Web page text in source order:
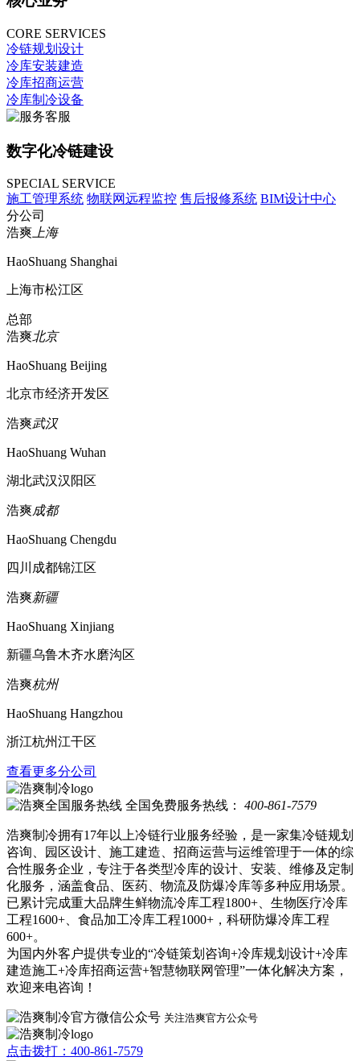
CORE SERVICES
冷链规划设计
冷库安装建造
冷库招商运营
冷库制冷设备
数字化冷链建设
SPECIAL SERVICE
施工管理系统 物联网远程监控 售后报修系统 BIM设计中心
分公司
浩爽上海
HaoShuang Shanghai
上海市松江区
总部
浩爽北京
HaoShuang Beijing
北京市经济开发区
浩爽武汉
HaoShuang Wuhan
湖北武汉汉阳区
浩爽成都
HaoShuang Chengdu
四川成都锦江区
浩爽新疆
HaoShuang Xinjiang
新疆乌鲁木齐水磨沟区
浩爽杭州
HaoShuang Hangzhou
浙江杭州江干区
查看更多分公司
全国免费服务热线： 400-861-7579
浩爽制冷拥有17年以上冷链行业服务经验，是一家集冷链规划
咨询、园区设计、施工建造、招商运营与运维管理于一体的综
合性服务企业，专注于各类型冷库的设计、安装、维修及定制
化服务，涵盖食品、医药、物流及防爆冷库等多种应用场景。
已累计完成重大品牌生鲜物流冷库工程1800+、生物医疗冷库
工程1600+、食品加工冷库工程1000+，科研防爆冷库工程
600+。
为国内外客户提供专业的“冷链策划咨询+冷库规划设计+冷库
建造施工+冷库招商运营+智慧物联网管理”一体化解决方案，
欢迎来电咨询！
关注浩爽官方公众号
点击拨打：400-861-7579